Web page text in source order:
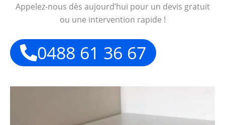
Appelez-nous dès aujourd’hui pour un devis gratuit
ou une intervention rapide !
0488 61 36 67